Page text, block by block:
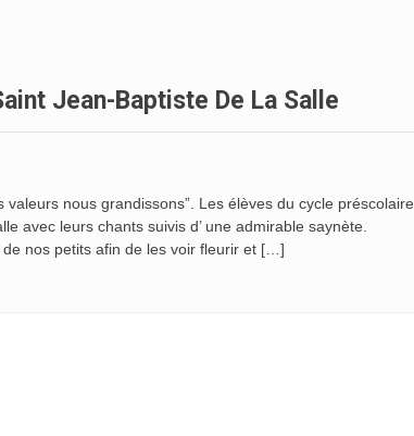
Jean-Baptiste De La Salle
nous grandissons”. Les élèves du cycle préscolaire
avec leurs chants suivis d’ une admirable saynète.
nos petits afin de les voir fleurir et […]